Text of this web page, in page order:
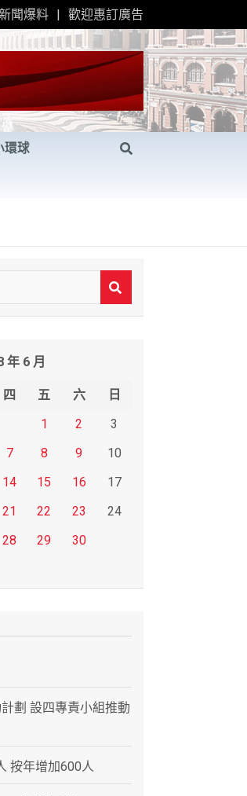
聞爆料 歡迎惠訂廣告
環球
年 6 月
四 五 六
日
1
2
3
7 8 9
10
14 15 16
17
21 22 23
24
28 29
30
劃 設四專責小組推動
按年增加600人